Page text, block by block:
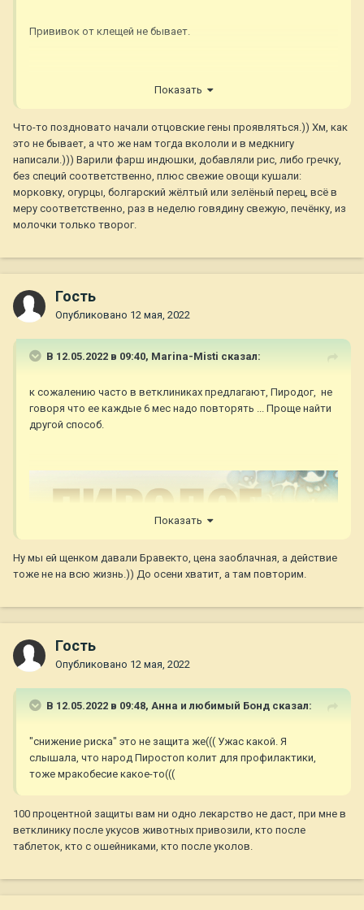
Прививок от клещей не бывает.
И что там у вас за "обычная еда"
Показать
Что-то поздновато начали отцовские гены проявляться.)) Хм, как
это не бывает, а что же нам тогда вкололи и в медкнигу
написали.))) Варили фарш индюшки, добавляли рис, либо гречку,
без специй соответственно, плюс свежие овощи кушали:
морковку, огурцы, болгарский жёлтый или зелёный перец, всё в
меру соответственно, раз в неделю говядину свежую, печёнку, из
молочки только творог.
Гость
Опубликовано 12 мая, 2022
В 12.05.2022 в 09:40, Marina-Misti сказал:
к сожалению часто в ветклиниках предлагают, Пиродог, не
говоря что ее каждые 6 мес надо повторять ... Проще найти
другой способ.
Показать
Ну мы ей щенком давали Бравекто, цена заоблачная, а действие
тоже не на всю жизнь.)) До осени хватит, а там повторим.
Гость
Опубликовано 12 мая, 2022
В 12.05.2022 в 09:48, Анна и любимый Бонд сказал:
"снижение риска" это не защита же((( Ужас какой. Я
слышала, что народ Пиростоп колит для профилактики,
тоже мракобесие какое-то(((
100 процентной защиты вам ни одно лекарство не даст, при мне в
ветклинику после укусов животных привозили, кто после
таблеток, кто с ошейниками, кто после уколов.